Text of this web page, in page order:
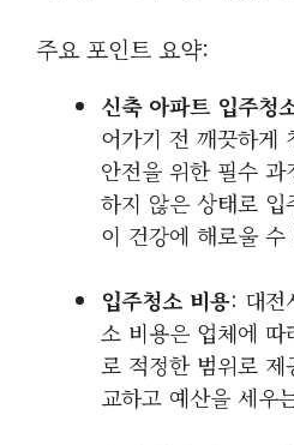
주요 포인트 요약:
신축 아파트 입주청
어가기 전 깨끗하게
안전을 위한 필수
하지 않은 상태로
이 건강에 해로울 수
입주청소 비용: 대전
소 비용은 업체에
로 적정한 범위로
교하고 예산을 세우